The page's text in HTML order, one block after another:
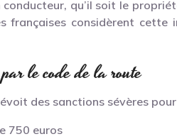
conducteur, qu’il soit le
françaises considèrent
le code de la route
des sanctions sévères
750 euros